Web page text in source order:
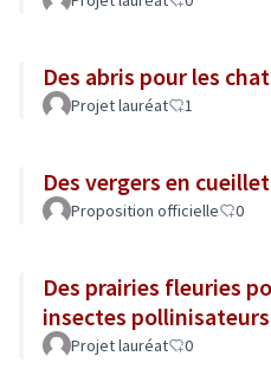
Des abris pour les
Projet lauréat 1
Des vergers en
Proposition officielle 0
Des prairies fleuries
insectes pollinisateurs
Projet lauréat 0